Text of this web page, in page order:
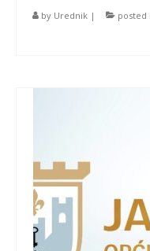
by Urednik | posted